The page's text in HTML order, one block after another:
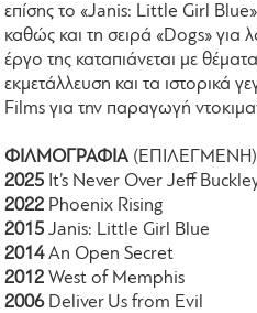
επίσης το «Janis: Little Girl
καθώς και τη σειρά «Dogs»
έργο της καταπιάνεται με
εκμετάλλευση και τα ιστορικά
Films για την παραγωγή
ΦΙΛΜΟΓΡΑΦΙΑ (ΕΠΙΛΕΓΜΕΝΗ)
2025 It’s Never Over Jeff
2022 Phoenix Rising
2015Janis: Little Girl Blue
2014An Open Secret
2012West of Memphis
2006 Deliver Us from Evil